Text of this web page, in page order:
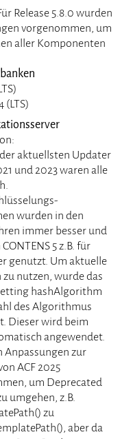
Release 5.8.0 wurden
vorgenommen, um
aller Komponenten
(LTS)
aktuellsten Updater
und 2023 waren alle
wurden in den
immer besser und
5 z.B. für
genutzt. Um aktuelle
zu nutzen, wurde das
hashAlgorithm
des Algorithmus
Dieser wird beim
angewendet.
Anpassungen zur
ACF 2025
um Deprecated
umgehen, z.B.
zu
aber da